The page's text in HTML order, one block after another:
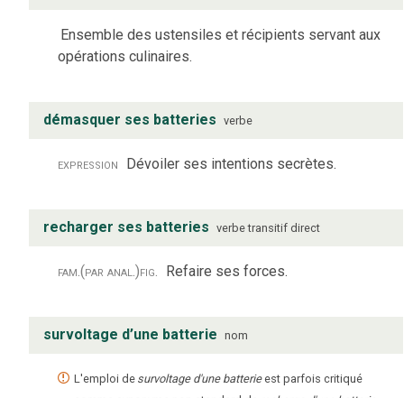
Ensemble des ustensiles et récipients servant aux
opérations culinaires.
démasquer ses batteries verbe
expression Dévoiler ses intentions secrètes.
recharger ses batteries verbe transitif direct
fam. (par anal.)fig. Refaire ses forces.
survoltage d’une batterie nom
L'emploi de survoltage d'une batterieest parfois critiqué